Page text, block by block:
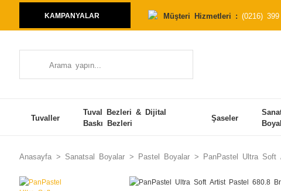
KAMPANYALAR Müşteri Hizmetleri : (0216)
Tuvaller
Tuval Bezleri & Dijital
Baskı Bezleri
Şaseler
Anasayfa Sanatsal Boyalar Pastel Boyalar PanPastel Ultra Soft